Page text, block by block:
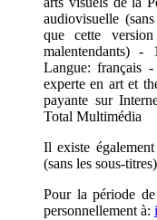
audiovisuelle
que cette
malentendants) -
Langue: français -
experte en art et
payante sur
Total Multimédia
Il existe
(sans les sous-
Pour la période
personnellement à: